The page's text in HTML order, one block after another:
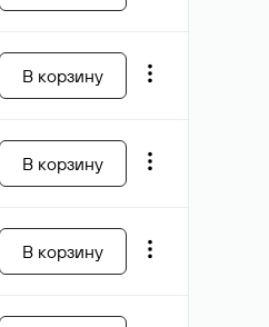
В корзину
В корзину
В корзину